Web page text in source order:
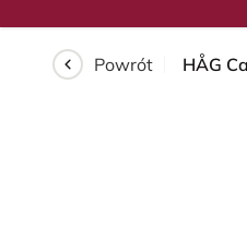
Powrót